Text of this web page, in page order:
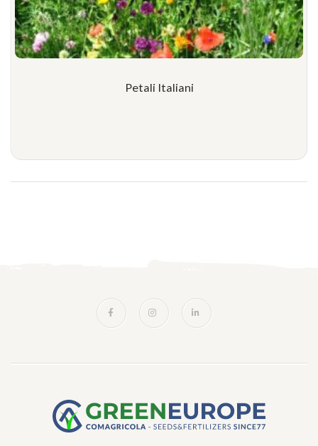
Petali Italiani